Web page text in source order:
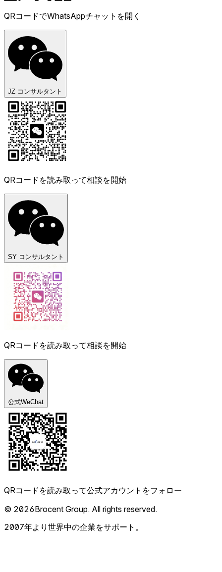
QRコードでWhatsAppチャットを開く
JZ コンサルタント
QRコードを読み取って相談を開始
SY コンサルタント
QRコードを読み取って相談を開始
公式WeChat
QRコードを読み取って公式アカウントをフォロー
© 2026Brocent Group. All rights reserved.
2007年より世界中の企業をサポート。